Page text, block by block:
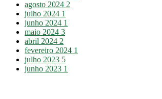
agosto 2024 2
julho 2024 1
junho 2024 1
maio 2024 3
abril 2024 2
fevereiro 2024 1
julho 2023 5
junho 2023 1